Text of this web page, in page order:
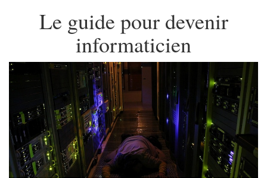
Le guide pour devenir
informaticien